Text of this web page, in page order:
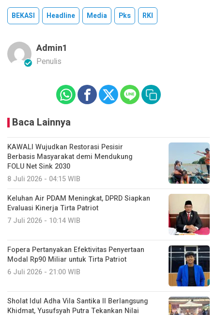
BEKASI Headline Media Pks RKI
Admin1
Penulis
Baca Lainnya
KAWALI Wujudkan Restorasi Pesisir
Berbasis Masyarakat demi Mendukung
FOLU Net Sink 2030
8 Juli 2026 - 04:15 WIB
Keluhan Air PDAM Meningkat, DPRD Siapkan
Evaluasi Kinerja Tirta Patriot
7 Juli 2026 - 10:14 WIB
Fopera Pertanyakan Efektivitas Penyertaan
Modal Rp90 Miliar untuk Tirta Patriot
6 Juli 2026 - 21:00 WIB
Sholat Idul Adha Vila Santika II Berlangsung
Khidmat, Yusufsyah Putra Tekankan Nilai